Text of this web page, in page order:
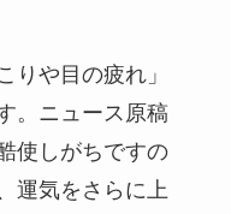
りや目の疲れ」
。ニュース原稿
使しがちですの
運気をさらに上